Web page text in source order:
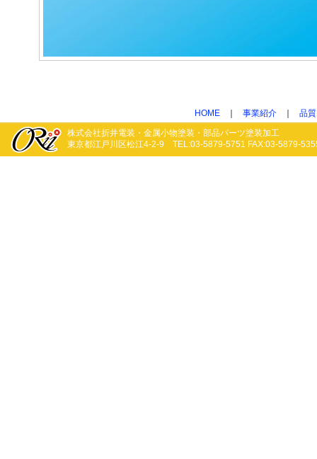
HOME 事業紹介
品
株式会社折井電装・金属小物塗装・部品パーツ塗装加工
東京都江戸川区松江4-2-9 TEL:03-5879-5751 FAX:03-5879-